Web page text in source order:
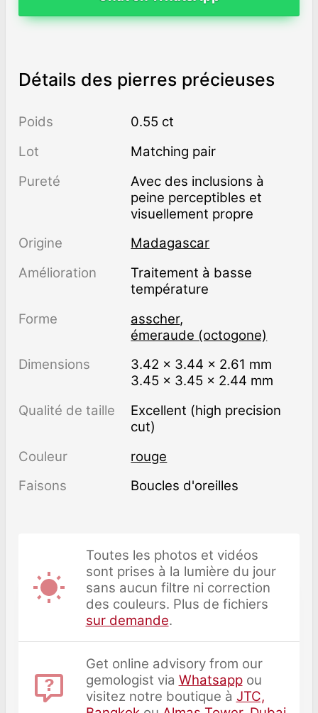
Détails des pierres précieuses
Poids
0.55 ct
Lot
Matching pair
Pureté
avec des inclusions à
peine perceptibles et
visuellement propre
Origine
Madagascar
Amélioration
traitement à basse
température
Forme
asscher,
émeraude (octogone)
Dimensions
3.42 × 3.44 × 2.61 mm
3.45 × 3.45 × 2.44 mm
Qualité de taille
Excellent (high precision
cut)
Couleur
rouge
Faisons
Boucles d'oreilles
Toutes les photos et vidéos
sont prises à la lumière du jour
sans aucun filtre ni correction
des couleurs. Plus de fichiers
sur demande.
Get online advisory from our
gemologist via Whatsappou
visitez notre boutique à JTC,